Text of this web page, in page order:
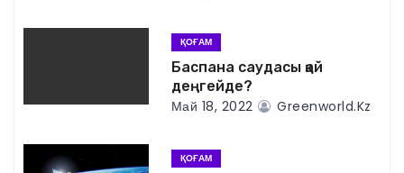
з
ҚОҒАМ
Баспана саудасы қай
деңгейде?
Май 18, 2022 Greenworld.kz
ҚОҒАМ